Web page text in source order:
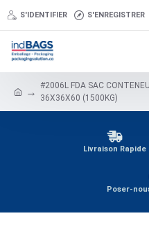
S'IDENTIFIER S'ENREGISTRER
#2006L FDA SAC
36X36X60 (1500KG)
Livraison Rapide
Poser-